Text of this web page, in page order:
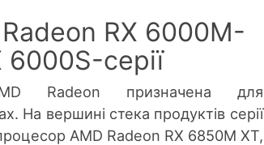
RX 6000M-
6000S-серії
Radeon призначена для
На вершині стека продуктів серії
AMD Radeon RX 6850M XT,